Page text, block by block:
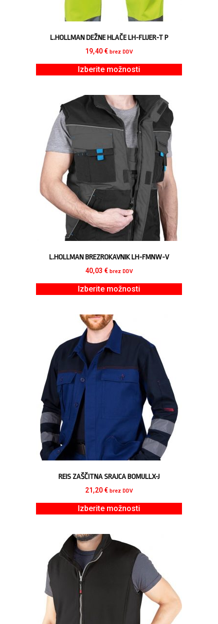
L.HOLLMAN DEŽNE HLAČE LH-FLUER-T P
19,40€ brez DDV
Izberite možnosti
L.HOLLMAN BREZROKAVNIK LH-FMNW-V
40,03 € brez DDV
Izberite možnosti
REIS ZAŠČITNA SRAJCA BOMULLX-J
21,20€ brez DDV
Izberite možnosti